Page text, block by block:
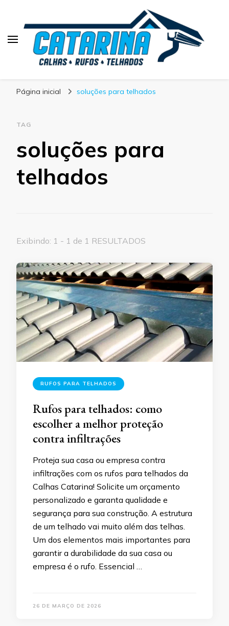
Página inicial soluções para telhados
TAG
soluções para
telhados
Exibindo: 1 - 1 de 1 RESULTADOS
RUFOS PARA TELHADOS
Rufos para telhados: como
escolher a melhor proteção
contra infiltrações
Proteja sua casa ou empresa contra
infiltrações com os rufos para telhados da
Calhas Catarina! Solicite um orçamento
personalizado e garanta qualidade e
segurança para sua construção. A estrutura
de um telhado vai muito além das telhas.
Um dos elementos mais importantes para
garantir a durabilidade da sua casa ou
empresa é o rufo. Essencial …
26 DE MARÇO DE 2026